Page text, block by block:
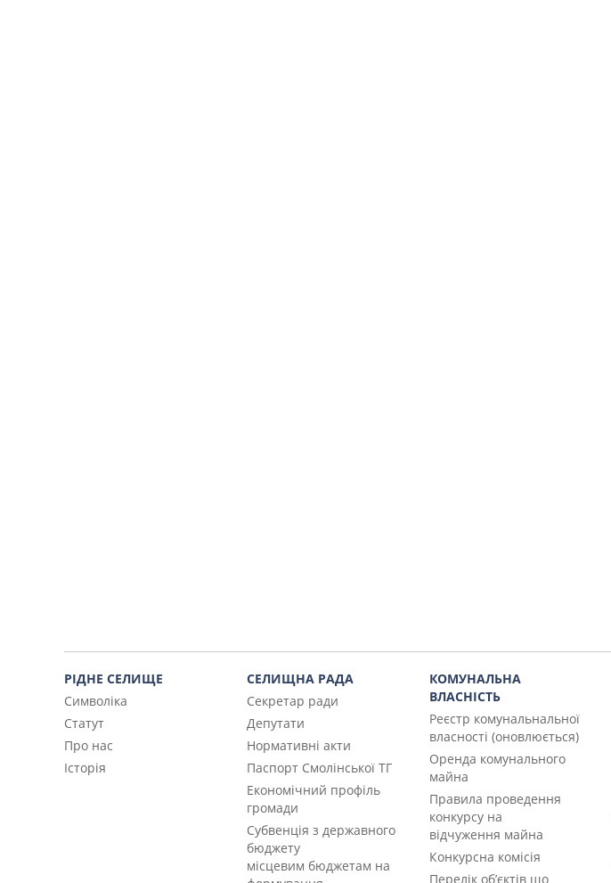
РІДНЕ СЕЛИЩЕ
Символіка
Статут
Про нас
Історія
СЕЛИЩНА РАДА
Секретар ради
Депутати
Нормативні акти
Паспорт Смолінської ТГ
Економічний профіль
громади
Субвенція з державного
бюджету
місцевим бюджетам на
КОМУНАЛЬНА
ВЛАСНІСТЬ
Реєстр комунальнальної
власності (оновлюється)
Оренда комунального
майна
Правила проведення
конкурсу на
відчуження майна
Конкурсна комісія
Перелік об’єктів що